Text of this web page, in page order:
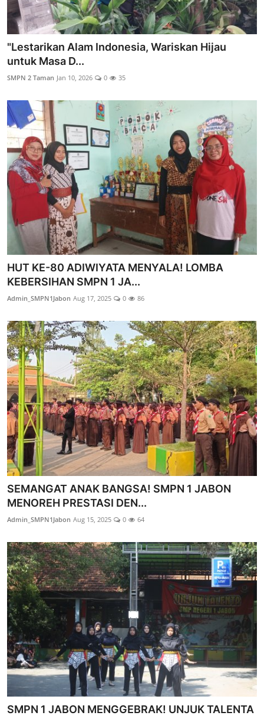
"Lestarikan Alam Indonesia, Wariskan Hijau
untuk Masa D...
SMPN 2 Taman Jan 10, 2026 0 35
HUT KE-80 ADIWIYATA MENYALA! LOMBA
KEBERSIHAN SMPN 1 JA...
Admin_SMPN1Jabon Aug 17, 2025 0 86
SEMANGAT ANAK BANGSA! SMPN 1 JABON
MENOREH PRESTASI DEN...
Admin_SMPN1Jabon Aug 15, 2025 0 64
SMPN 1 JABON MENGGEBRAK! UNJUK TALENTA